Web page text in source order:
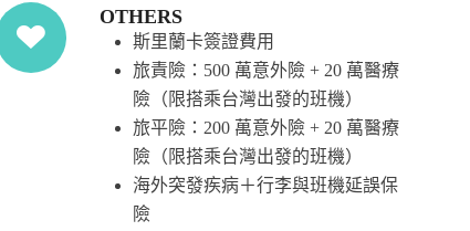
OTHERS
斯里蘭卡簽證費用
旅責險：500 萬意外險 + 20 萬醫療
險（限搭乘台灣出發的班機）
旅平險：200 萬意外險 + 20 萬醫療
險（限搭乘台灣出發的班機）
海外突發疾病＋行李與班機延誤保
險